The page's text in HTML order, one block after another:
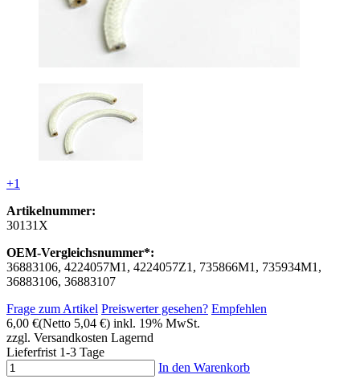
+1
Artikelnummer:
30131X
OEM-Vergleichsnummer*:
36883106, 4224057M1, 4224057Z1, 735866M1, 735934M1,
36883106, 36883107
Frage zum Artikel Preiswerter gesehen? Empfehlen
6,00 €(Netto 5,04 €) inkl. 19% MwSt.
zzgl. Versandkosten Lagernd
Lieferfrist 1-3 Tage
In den Warenkorb